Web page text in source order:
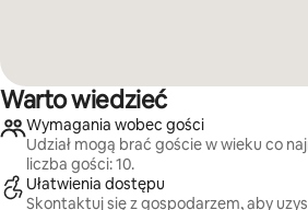
Warto wiedzieć
Wymagania wobec gości
Udział mogą brać goście w wieku co
liczba gości: 10.
Ułatwienia dostępu
Skontaktuj się z gospodarzem, aby